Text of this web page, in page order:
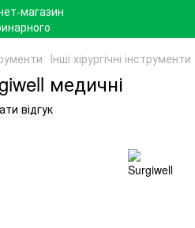
Інші хірургічні інструменти
медичні
відгук